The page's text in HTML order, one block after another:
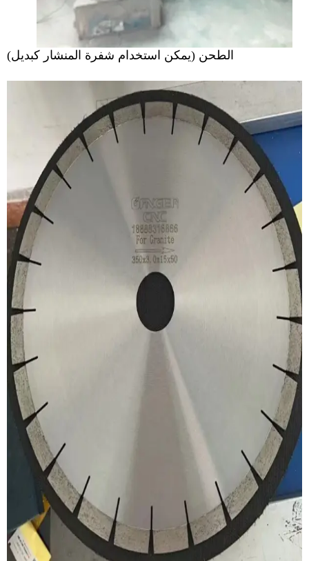
الطحن (يمكن استخدام شفرة المنشار كبديل)